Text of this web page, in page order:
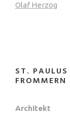
Olaf Herzog
ST.
FROMMERN
Architekt